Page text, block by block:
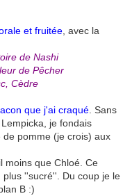
et fruitée , avec la
de Nashi
de Pêcher
Cèdre
que j'ai craqué . Sans
je fondais
pomme (je crois) aux
moins que Chloé. Ce
plus ''sucré''. Du coup je le
B :)